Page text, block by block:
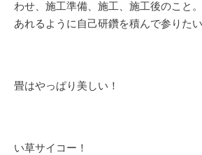
わせ、施工準備、施工、施工後のこと
あれるように自己研鑽を積んで参りた
畳はやっぱり美しい！
い草サイコー！